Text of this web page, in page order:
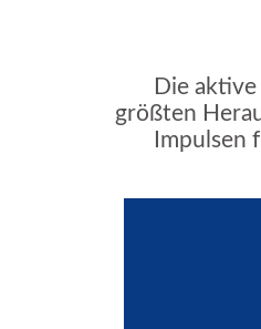
Die
größten
Impulsen